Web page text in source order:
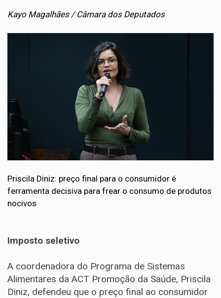
Kayo Magalhães / Câmara dos Deputados
Priscila Diniz: preço final para o consumidor é
ferramenta decisiva para frear o consumo de produtos
nocivos
Imposto seletivo
A coordenadora do Programa de Sistemas
Alimentares da ACT Promoção da Saúde, Priscila
Diniz, defendeu que o preço final ao consumidor